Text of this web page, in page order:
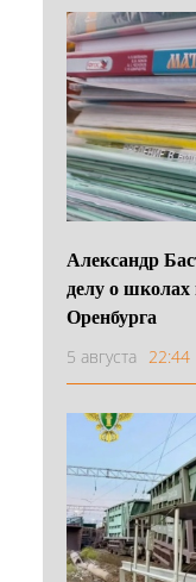
Александр
делу о
Оренбурга
5 августа 22:44